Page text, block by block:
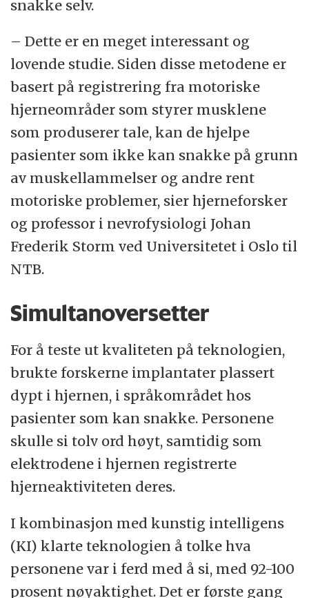
snakke selv.
– Dette er en meget interessant og
lovende studie. Siden disse metodene er
basert på registrering fra motoriske
hjerneområder som styrer musklene
som produserer tale, kan de hjelpe
pasienter som ikke kan snakke på grunn
av muskellammelser og andre rent
motoriske problemer, sier hjerneforsker
og professor i nevrofysiologi Johan
Frederik Storm ved Universitetet i Oslo til
NTB.
Simultanoversetter
For å teste ut kvaliteten på teknologien,
brukte forskerne implantater plassert
dypt i hjernen, i språkområdet hos
pasienter som kan snakke. Personene
skulle si tolv ord høyt, samtidig som
elektrodene i hjernen registrerte
hjerneaktiviteten deres.
I kombinasjon med kunstig intelligens
(KI) klarte teknologien å tolke hva
personene var i ferd med å si, med 92-100
prosent nøyaktighet. Det er første gang